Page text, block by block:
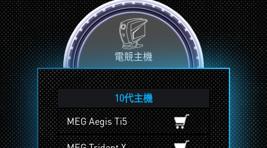
電競主機
10代主機
MEG Aegis Ti5